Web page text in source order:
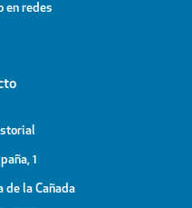
en redes
1
de la Cañada